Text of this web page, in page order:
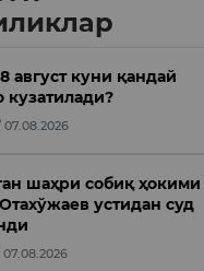
август куни қандай
кузатилади?
07.08.2026
шаҳри собиқ ҳокими
устидан суд
07.08.2026